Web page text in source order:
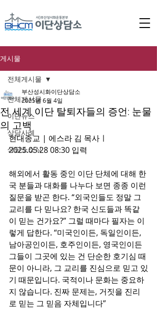
게시물
전체게시물
이단뉴스
상담사례
상담소소식
전체게시물
전 세계 이단 탈퇴자들의 증언: 눈물
의 고백
부산성시화이단상담소
2025년 6월 4일
현대종교 | 에스라 김 목사ㅣ
2025.05.28 08:30 입력
해외에서 활동 중인 이단 단체에 대해 한
국 분들과 대화를 나누다 보면 종종 이런
질문을 받곤 한다. “외국인들도 정말 그
교리를 다 믿나요? 한국 신도들과 똑같
이 믿는 건가요?” 그럴 때마다 필자는 이
렇게 답한다. “미국인이든, 독일인이든,
남아공인이든, 호주인이든, 영국인이든
그들이 그곳에 있는 건 단순한 호기심 때
문이 아니라, 그 교리를 진심으로 믿고 있
기 때문입니다. 국적이나 문화는 중요하
지 않습니다. 진짜 문제는, 거짓을 진리
로 믿는 그 믿음 자체입니다”